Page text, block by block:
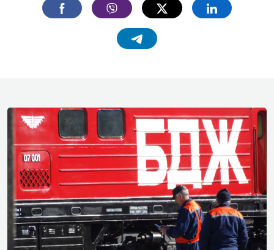
Facebook Viber Twitter Linkedin
Telegram